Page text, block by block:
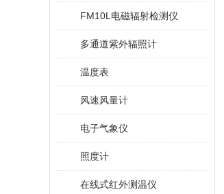
FM10L电磁辐射检测仪
多通道紫外辐照计
温度表
风速风量计
电子气象仪
照度计
在线式红外测温仪